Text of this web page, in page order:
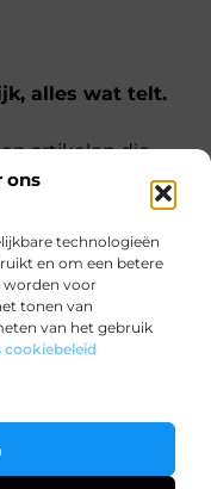
ons
technologieën
en om een betere
worden voor
tonen van
van het gebruik
cookiebeleid
alles wat telt.
artikelen die
uit het